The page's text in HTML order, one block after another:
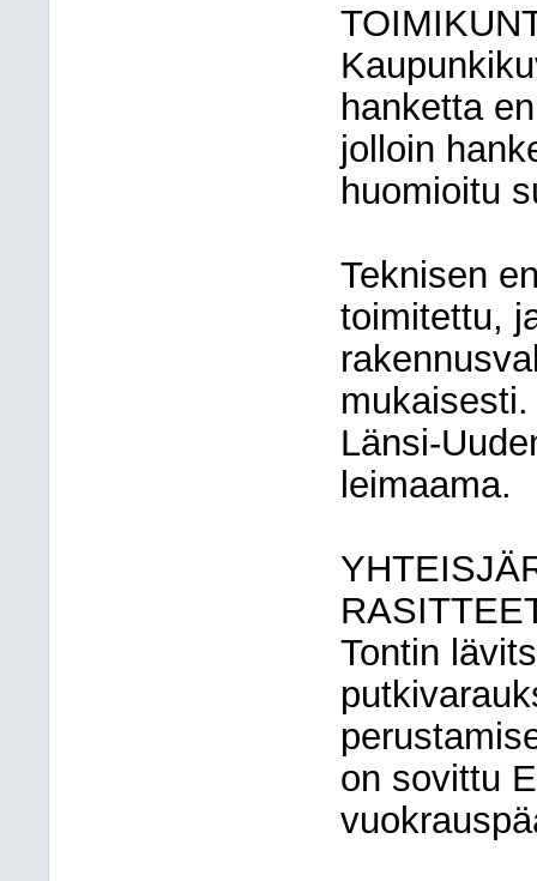
hanketta
jolloin
huomioitu
Teknisen
toimitettu,
Länsi-
leimaama.
Tontin
on sovittu